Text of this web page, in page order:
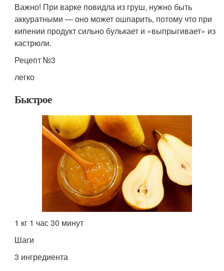
Важно! При варке повидла из груш, нужно быть
аккуратными — оно может ошпарить, потому что при
кипении продукт сильно булькает и «выпрыгивает» из
кастрюли.
Рецепт №3
легко
Быстрое
1 кг 1 час 30 минут
Шаги
3 ингредиента